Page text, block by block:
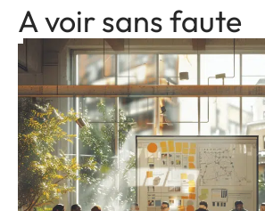
A voir sans faute